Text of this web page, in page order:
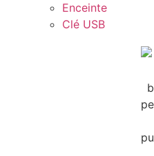
Enceinte
Clé USB